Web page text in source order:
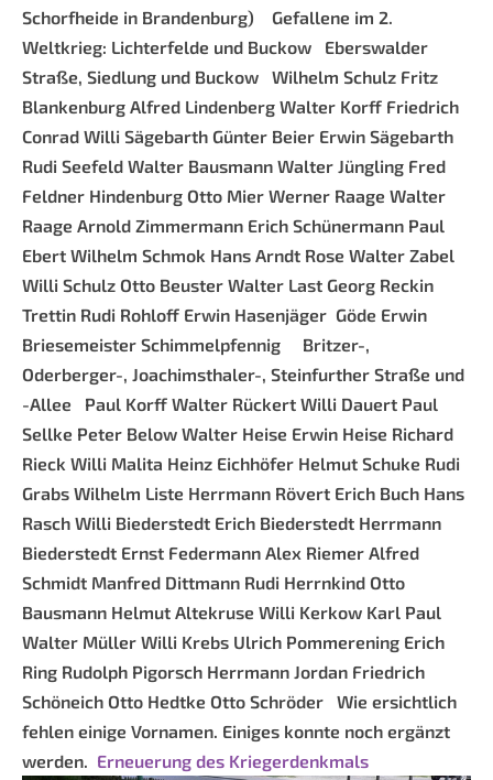
Schorfheide in Brandenburg)
Gefallene im 2.
Weltkrieg: Lichterfelde und Buckow
Eberswalder
Straße, Siedlung und Buckow
Wilhelm Schulz Fritz
Blankenburg Alfred Lindenberg Walter Korff Friedrich
Conrad Willi Sägebarth Günter Beier Erwin Sägebarth
Rudi Seefeld Walter Bausmann Walter Jüngling Fred
Feldner Hindenburg Otto Mier Werner Raage Walter
Raage Arnold Zimmermann Erich Schünermann Paul
Ebert Wilhelm Schmok Hans Arndt Rose Walter Zabel
Willi Schulz Otto Beuster Walter Last Georg Reckin
Trettin Rudi Rohloff Erwin Hasenjäger Göde Erwin
Briesemeister Schimmelpfennig
Britzer-,
Oderberger-, Joachimsthaler-, Steinfurther Straße und
-Allee
Paul Korff Walter Rückert Willi Dauert Paul
Sellke Peter Below Walter Heise Erwin Heise Richard
Rieck Willi Malita Heinz Eichhöfer Helmut Schuke Rudi
Grabs Wilhelm Liste Herrmann Rövert Erich Buch Hans
Rasch Willi Biederstedt Erich Biederstedt Herrmann
Biederstedt Ernst Federmann Alex Riemer Alfred
Schmidt Manfred Dittmann Rudi Herrnkind Otto
Bausmann Helmut Altekruse Willi Kerkow Karl Paul
Walter Müller Willi Krebs Ulrich Pommerening Erich
Ring Rudolph Pigorsch Herrmann Jordan Friedrich
Schöneich Otto Hedtke Otto Schröder
Wie ersichtlich
fehlen einige Vornamen. Einiges konnte noch ergänzt
werden. Erneuerung des Kriegerdenkmals